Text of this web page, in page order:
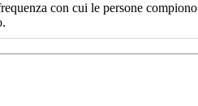
con cui le persone